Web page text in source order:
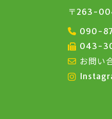
〒263-
090-
043-
お問い